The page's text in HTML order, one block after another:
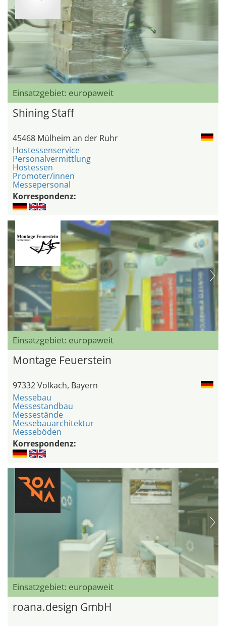
Einsatzgebiet: europaweit
Shining Staff
45468 Mülheim an der Ruhr
Hostessenservice
Personalvermittlung
Hostessen
Promoter/innen
Messepersonal
Korrespondenz:
Einsatzgebiet: europaweit
Montage Feuerstein
97332 Volkach, Bayern
Messebau
Messestandbau
Messestände
Messebauarchitektur
Messeböden
Korrespondenz:
Einsatzgebiet: europaweit
roana.design GmbH